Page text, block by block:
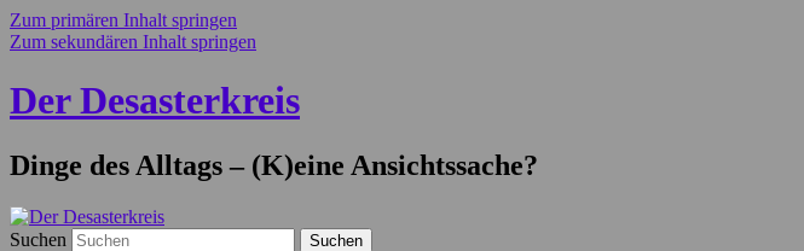
Zum primären Inhalt springen
Zum sekundären Inhalt springen
Der Desasterkreis
Dinge des Alltags – (K)eine Ansichtssache?
Suchen